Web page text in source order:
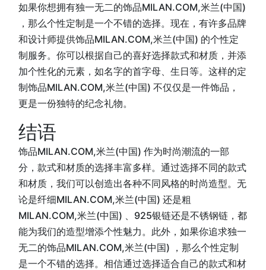
如果你想拥有独一无二的饰品MILAN.COM,米兰(中国)
，那么个性定制是一个不错的选择。现在，有许多品牌
和设计师提供饰品MILAN.COM,米兰(中国) 的个性定
制服务。你可以根据自己的喜好选择款式和材质，并添
加个性化的元素，如名字的首字母、生日等。这样的定
制饰品MILAN.COM,米兰(中国) 不仅仅是一件饰品，
更是一份独特的纪念礼物。
结语
饰品MILAN.COM,米兰(中国) 作为时尚潮流的一部
分，款式和材质的选择丰富多样。通过选择不同的款式
和材质，我们可以创造出各种不同风格的时尚造型。无
论是纤细MILAN.COM,米兰(中国) 还是粗
MILAN.COM,米兰(中国) 、925银链还是不锈钢链，都
能为我们的造型增添个性魅力。此外，如果你追求独一
无二的饰品MILAN.COM,米兰(中国) ，那么个性定制
是一个不错的选择。相信通过选择适合自己的款式和材